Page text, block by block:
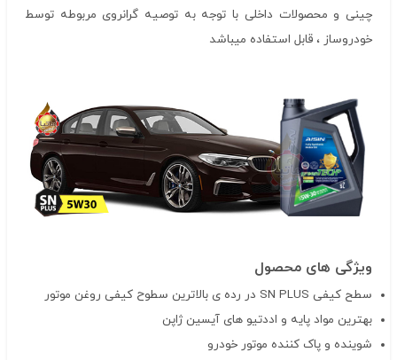
چینی و محصولات داخلی با توجه به توصیه گرانروی مربوطه توسط
خودروساز ، قابل استفاده میباشد
ویژگی های محصول
سطح کیفی SN PLUS در رده ی بالاترین سطوح کیفی روغن موتور
بهترین مواد پایه و اددتیو های آیسین ژاپن
شوینده و پاک کننده موتور خودرو